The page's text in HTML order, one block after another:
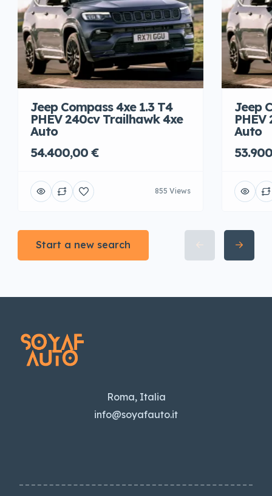
Jeep Compass 4xe 1.3 T4
PHEV 240cv Trailhawk 4xe
Auto
54.400,00 €
855 Views
Jeep
Auto
Start a new search
Roma, Italia
info@soyafauto.it